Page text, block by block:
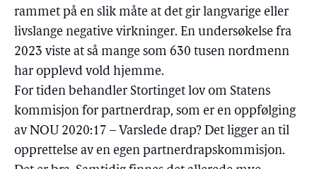
rammet på en slik måte at det gir langvarige eller
livslange negative virkninger. En undersøkelse fra
2023 viste at så mange som 630 tusen nordmenn
har opplevd vold hjemme.
For tiden behandler Stortinget lov om Statens
kommisjon for partnerdrap, som er en oppfølging
av NOU 2020:17 – Varslede drap? Det ligger an til
opprettelse av en egen partnerdrapskommisjon.